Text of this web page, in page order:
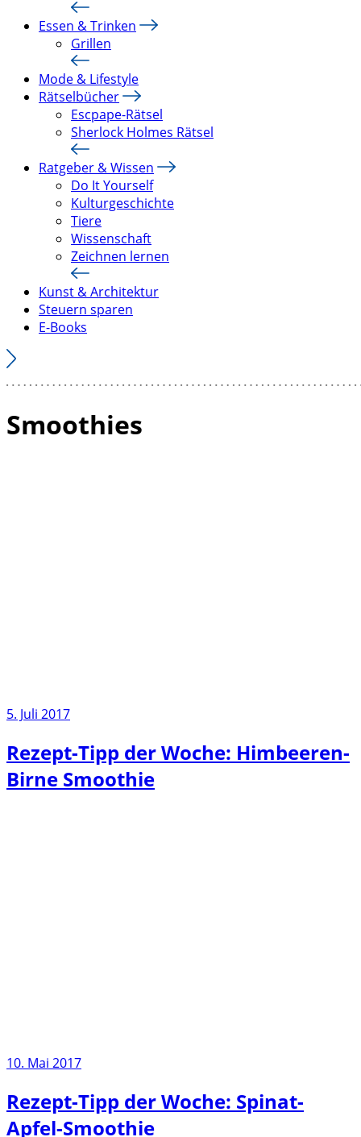
Essen & Trinken
Grillen
Mode & Lifestyle
Rätselbücher
Escpape-Rätsel
Sherlock Holmes Rätsel
Ratgeber & Wissen
Do It Yourself
Kulturgeschichte
Tiere
Wissenschaft
Zeichnen lernen
Kunst & Architektur
Steuern sparen
E-Books
Smoothies
5. Juli 2017
Rezept-Tipp der Woche: Himbeeren-
Birne Smoothie
10. Mai 2017
Rezept-Tipp der Woche: Spinat-
Apfel-Smoothie